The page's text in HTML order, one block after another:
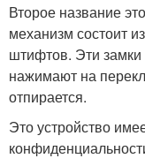
Второе название
механизм состоит
штифтов. Эти
нажимают на
отпирается.
Это устройство